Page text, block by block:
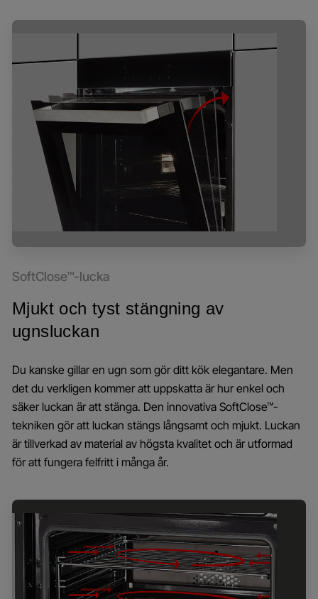
SoftClose™-lucka
Mjukt och tyst stängning av
ugnsluckan
Du kanske gillar en ugn som gör ditt kök elegantare. Men
det du verkligen kommer att uppskatta är hur enkel och
säker luckan är att stänga. Den innovativa SoftClose™-
tekniken gör att luckan stängs långsamt och mjukt. Luckan
är tillverkad av material av högsta kvalitet och är utformad
för att fungera felfritt i många år.